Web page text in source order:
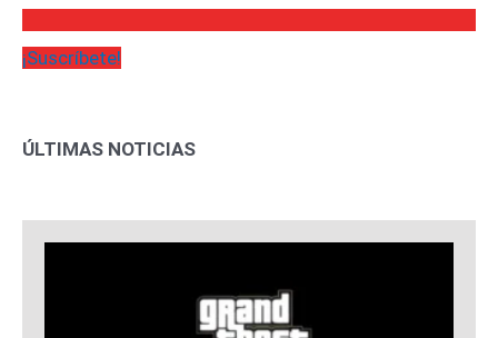
¡Suscríbete!
ÚLTIMAS NOTICIAS